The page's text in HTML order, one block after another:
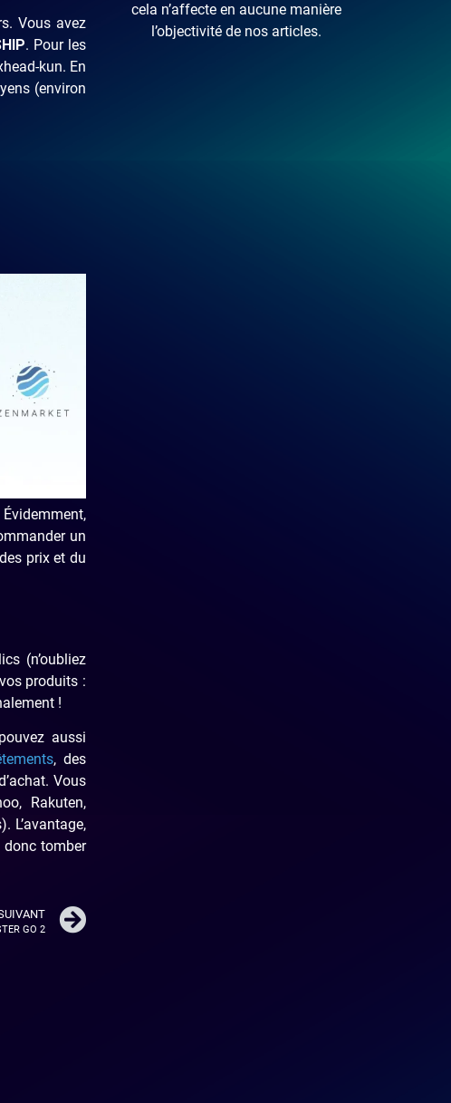
Vous avez
. Pour les
kun. En
(environ
un
prix et du
(n’oubliez
produits :
!
aussi
, des
Vous
Rakuten,
L’avantage,
donc tomber
GO 2
cela n’affecte en aucune manière
l’objectivité de nos articles.